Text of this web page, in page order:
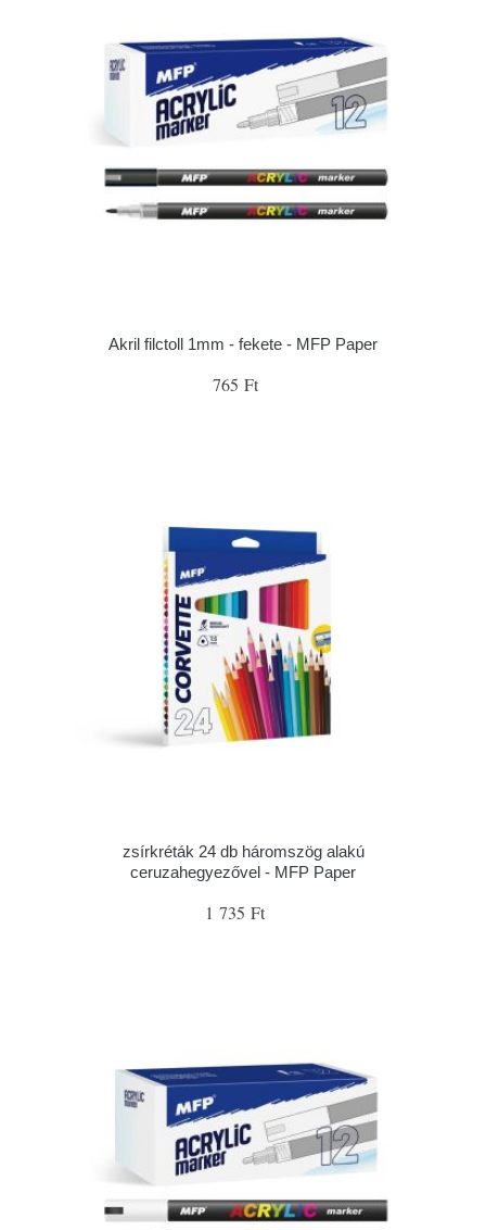
Akril filctoll 1mm - fekete - MFP Paper
765 Ft
zsírkréták 24 db háromszög alakú
ceruzahegyezővel - MFP Paper
1 735 Ft